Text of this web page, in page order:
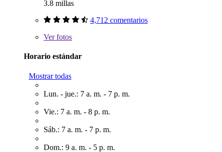
3.8 millas
4,712 comentarios
Verfotos
Horario estándar
Mostrar todas
Lun. - jue.: 7 a. m. - 7 p. m.
Vie.: 7 a. m. - 8 p. m.
Sáb.: 7 a. m. - 7 p. m.
Dom.: 9 a. m. - 5 p. m.